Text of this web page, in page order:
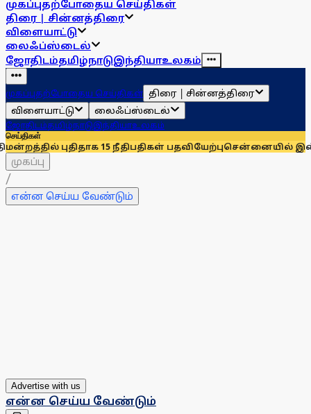
முகப்புதற்போதைய செய்திகள்
திரை | சின்னத்திரை
விளையாட்டு
லைஃப்ஸ்டைல்
ஜோதிடம்தமிழ்நாடுஇந்தியாஉலகம்
முகப்புதற்போதைய செய்திகள் திரை | சின்னத்திரை
விளையாட்டு
லைஃப்ஸ்டைல்
ஜோதிடம்தமிழ்நாடுஇந்தியாஉலகம்
செய்திகள்
15 நீதிபதிகள் பதவியேற்புசென்னையில் இன்றும்
முகப்பு
/
என்ன செய்ய வேண்டும்
Advertise with us
என்ன செய்ய வேண்டும்